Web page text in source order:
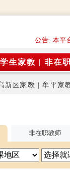
公告: 本平
生家教 | 非在
新区家教 |牟平家
非在职教师